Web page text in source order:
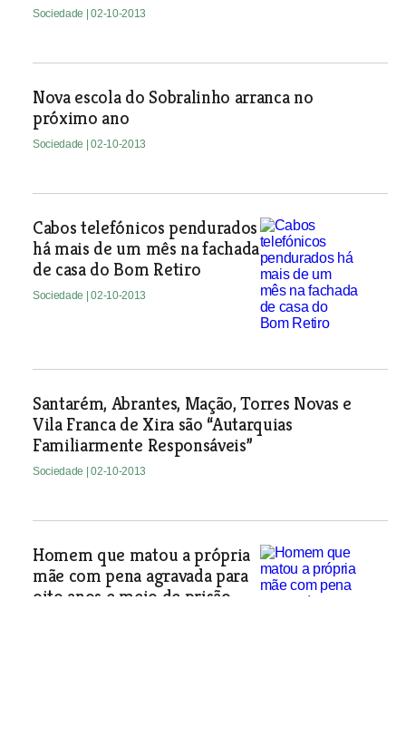
Sociedade | 02-10-2013
Nova escola do Sobralinho arranca no
próximo ano
Sociedade | 02-10-2013
Cabos telefónicos pendurados
há mais de um mês na fachada
de casa do Bom Retiro
Sociedade | 02-10-2013
Santarém, Abrantes, Mação, Torres Novas e
Vila Franca de Xira são “Autarquias
Familiarmente Responsáveis”
Sociedade | 02-10-2013
Homem que matou a própria
mãe com pena agravada para
oito anos e meio de prisão